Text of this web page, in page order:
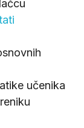
učenika